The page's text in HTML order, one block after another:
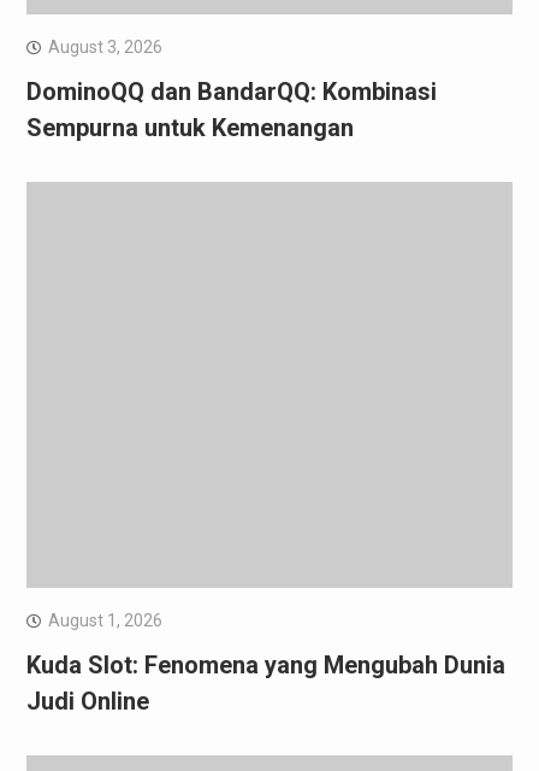
August 3, 2026
DominoQQ dan BandarQQ: Kombinasi
Sempurna untuk Kemenangan
August 1, 2026
Kuda Slot: Fenomena yang Mengubah Dunia
Judi Online